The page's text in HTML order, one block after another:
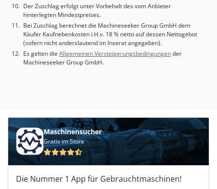
Der Zuschlag erfolgt unter Vorbehalt des vom Anbieter
hinterlegten Mindestpreises.
Bei Zuschlag berechnet die Machineseeker Group GmbH dem
Käufer Kaufnebenkosten i.H.v. 18 % netto auf dessen Nettogebot
(sofern nicht anderslautend im Inserat angegeben).
Es gelten die Allgemeinen Versteigerungsbedingungender
Machineseeker Group GmbH.
Maschinensucher
Gratis im Store
Die Nummer 1 App für Gebrauchtmaschinen!